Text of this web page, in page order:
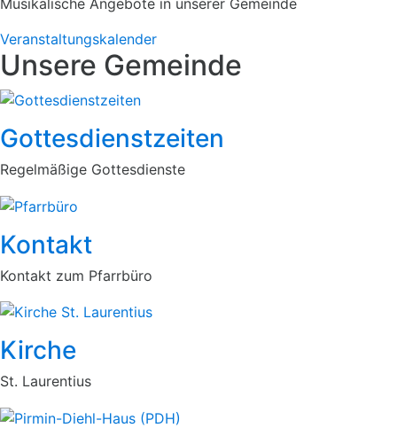
Musikalische Angebote in unserer Gemeinde
Veranstaltungskalender
Unsere Gemeinde
Gottesdienstzeiten
Regelmäßige Gottesdienste
Kontakt
Kontakt zum Pfarrbüro
Kirche
St. Laurentius